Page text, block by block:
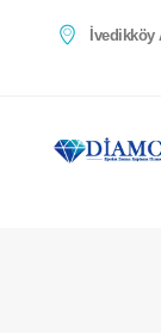
İvedikköy